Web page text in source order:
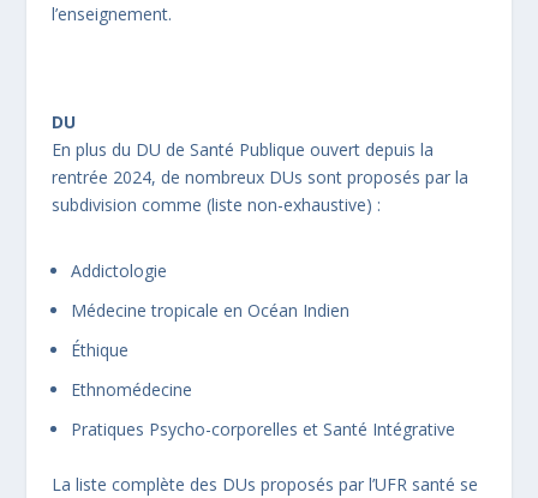
l’enseignement.
DU
En plus du DU de Santé Publique ouvert depuis la
rentrée 2024, de nombreux DUs sont proposés par la
subdivision comme (liste non-exhaustive) :
Addictologie
Médecine tropicale en Océan Indien
Éthique
Ethnomédecine
Pratiques Psycho-corporelles et Santé Intégrative
La liste complète des DUs proposés par l’UFR santé se